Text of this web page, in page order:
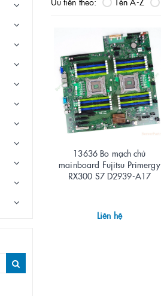
13636 Bo mạch chủ
mainboard Fujitsu Primergy
RX300 S7 D2939-A17
Liên hệ